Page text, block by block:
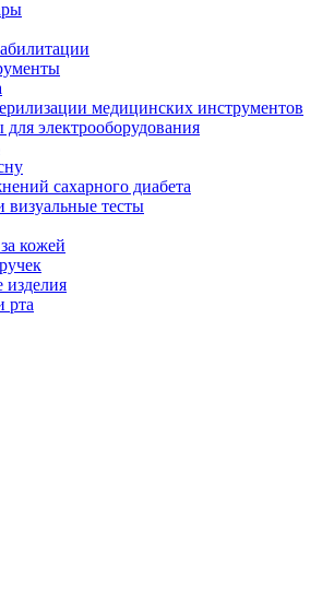
медицинских инструментов
электрооборудования
сахарного диабета
визуальные тесты
кожей
рта